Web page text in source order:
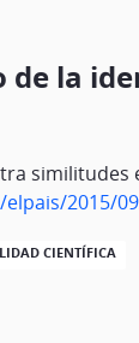
de la
similitudes
2015/
CIENTÍFICA